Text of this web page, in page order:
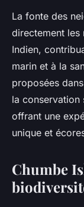
La fonte des
directement les
Indien,
marin et à la
proposées
la conservation
offrant une
unique et
Chumbe